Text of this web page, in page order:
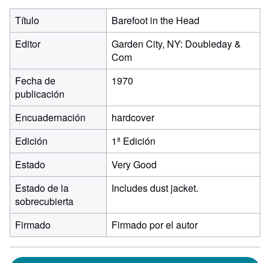
Título
Barefoot in the Head
Editor
Garden City, NY: Doubleday &
Com
Fecha de
publicación
1970
Encuadernación
hardcover
Edición
1ª Edición
Estado
Very Good
Estado de la
sobrecubierta
Includes dust jacket.
Firmado Firmado por el autor